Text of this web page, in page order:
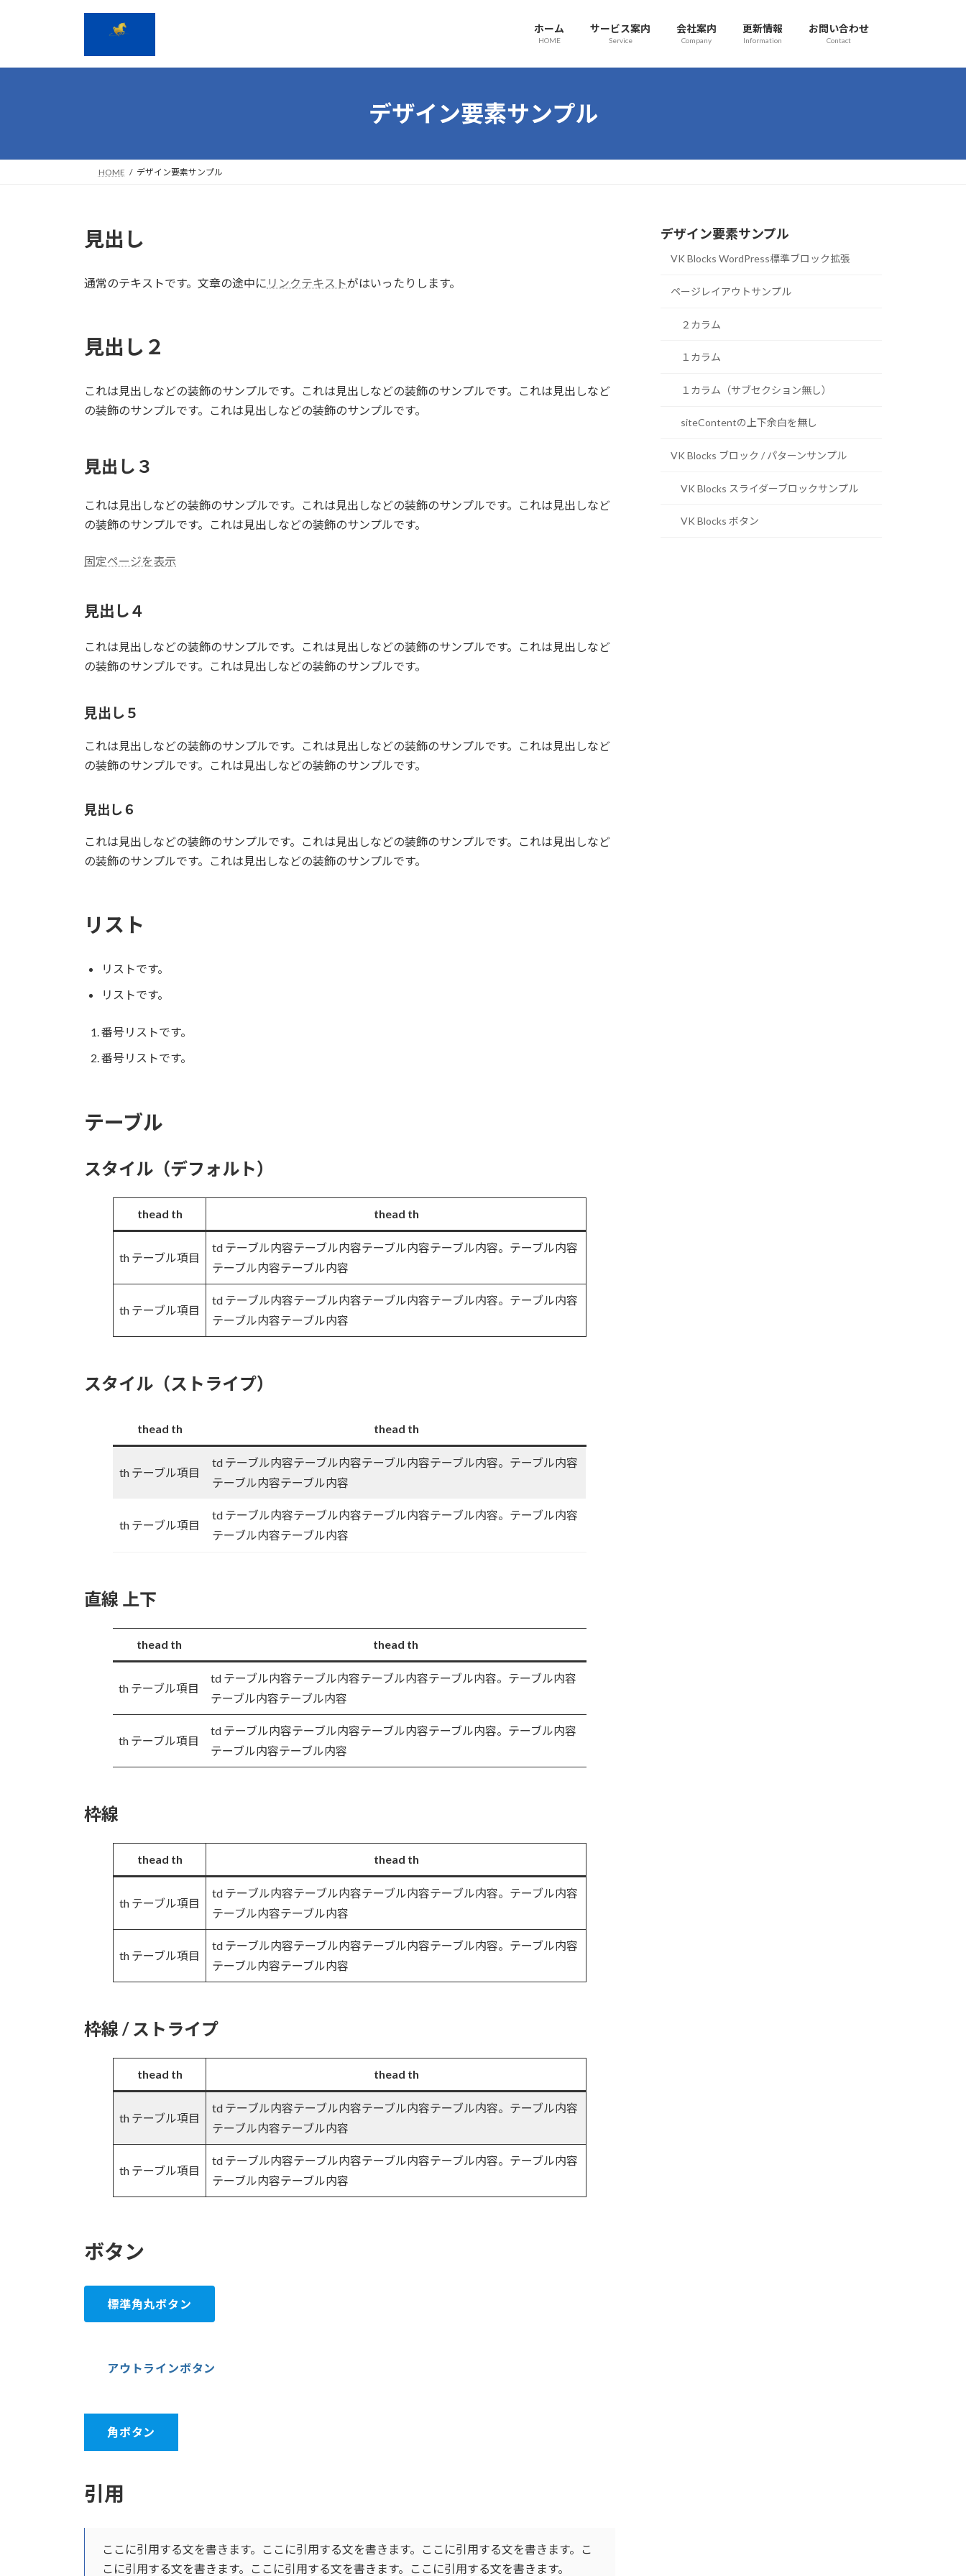
ン
ー
ホーム
HOME
サービス案内
Service
会社案内
Company
更新情報
Information
お問い合わせ
Contact
デザイン要素サンプル
HOME デザイン要素サンプル
見出し
通常のテキストです。文章の途中に リンクテキストがはいったりします。
見出し２
これは見出しなどの装飾のサンプルです。これは見出しなどの装飾のサンプルです。これは見出しなど
の装飾のサンプルです。これは見出しなどの装飾のサンプルです。
見出し３
これは見出しなどの装飾のサンプルです。これは見出しなどの装飾のサンプルです。これは見出しなど
の装飾のサンプルです。これは見出しなどの装飾のサンプルです。
固定ページを表示
見出し４
これは見出しなどの装飾のサンプルです。これは見出しなどの装飾のサンプルです。これは見出しなど
の装飾のサンプルです。これは見出しなどの装飾のサンプルです。
見出し５
これは見出しなどの装飾のサンプルです。これは見出しなどの装飾のサンプルです。これは見出しなど
の装飾のサンプルです。これは見出しなどの装飾のサンプルです。
見出し６
これは見出しなどの装飾のサンプルです。これは見出しなどの装飾のサンプルです。これは見出しなど
の装飾のサンプルです。これは見出しなどの装飾のサンプルです。
リスト
リストです。
リストです。
番号リストです。
番号リストです。
テーブル
スタイル（デフォルト）
thead th thead th
th テーブル項目
td テーブル内容テーブル内容テーブル内容テーブル内容。テーブル内容
テーブル内容テーブル内容
th テーブル項目
td テーブル内容テーブル内容テーブル内容テーブル内容。テーブル内容
テーブル内容テーブル内容
スタイル（ストライプ）
thead th thead th
th テーブル項目
td テーブル内容テーブル内容テーブル内容テーブル内容。テーブル内容
テーブル内容テーブル内容
th テーブル項目
td テーブル内容テーブル内容テーブル内容テーブル内容。テーブル内容
テーブル内容テーブル内容
直線 上下
thead th thead th
th テーブル項目
td テーブル内容テーブル内容テーブル内容テーブル内容。テーブル内容
テーブル内容テーブル内容
th テーブル項目
td テーブル内容テーブル内容テーブル内容テーブル内容。テーブル内容
テーブル内容テーブル内容
枠線
thead th thead th
th テーブル項目
td テーブル内容テーブル内容テーブル内容テーブル内容。テーブル内容
テーブル内容テーブル内容
th テーブル項目
td テーブル内容テーブル内容テーブル内容テーブル内容。テーブル内容
テーブル内容テーブル内容
枠線 / ストライプ
thead th thead th
th テーブル項目
td テーブル内容テーブル内容テーブル内容テーブル内容。テーブル内容
テーブル内容テーブル内容
th テーブル項目
td テーブル内容テーブル内容テーブル内容テーブル内容。テーブル内容
テーブル内容テーブル内容
ボタン
標準角丸ボタン
アウトラインボタン
角ボタン
引用
ここに引用する文を書きます。ここに引用する文を書きます。ここに引用する文を書きます。こ
こに引用する文を書きます。ここに引用する文を書きます。ここに引用する文を書きます。
デザイン要素サンプル
VK Blocks WordPress標準ブロック拡張
ページレイアウトサンプル
２カラム
１カラム
１カラム（サブセクション無し）
siteContentの上下余白を無し
VK Blocks ブロック / パターンサンプル
VK Blocks スライダーブロックサンプル
VK Blocks ボタン